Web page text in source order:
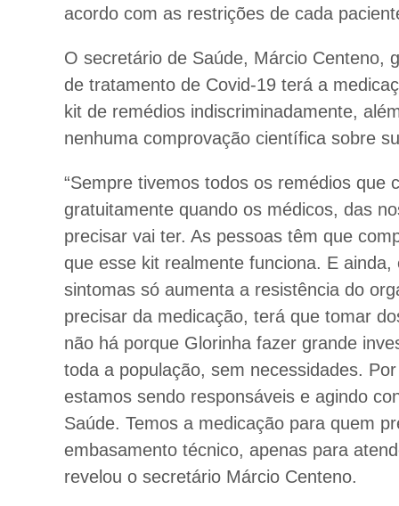
acordo com as restrições de cada
O secretário de Saúde, Márcio Centeno,
de tratamento de Covid-19 terá a
kit de remédios indiscriminadamente,
nenhuma comprovação científica sobre
“Sempre tivemos todos os remédios que
gratuitamente quando os médicos, das
precisar vai ter. As pessoas têm que
que esse kit realmente funciona. E
sintomas só aumenta a resistência do
precisar da medicação, terá que tomar
não há porque Glorinha fazer grande
toda a população, sem necessidades.
estamos sendo responsáveis e agindo
Saúde. Temos a medicação para quem
embasamento técnico, apenas para
revelou o secretário Márcio Centeno.